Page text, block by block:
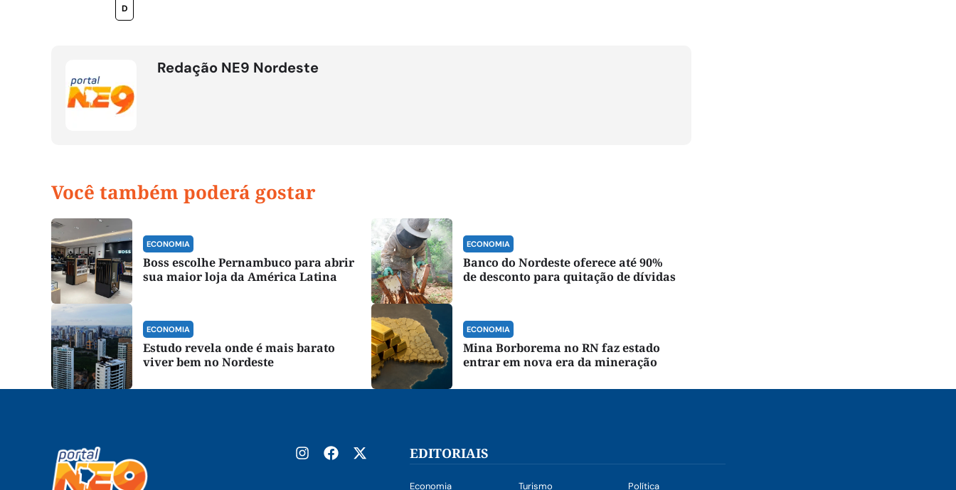
D
Redação NE9 Nordeste
Você também poderá gostar
ECONOMIA
Boss escolhe Pernambuco para abrir
sua maior loja da América Latina
ECONOMIA
Banco do Nordeste oferece até 90%
de desconto para quitação de dívidas
ECONOMIA
Estudo revela onde é mais barato
viver bem no Nordeste
ECONOMIA
Mina Borborema no RN faz estado
entrar em nova era da mineração
EDITORIAIS
Economia Turismo Política